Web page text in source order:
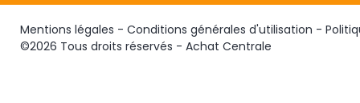
Mentions légales - Conditions générales d'utilisation -
©2026 Tous droits réservés - Achat Centrale